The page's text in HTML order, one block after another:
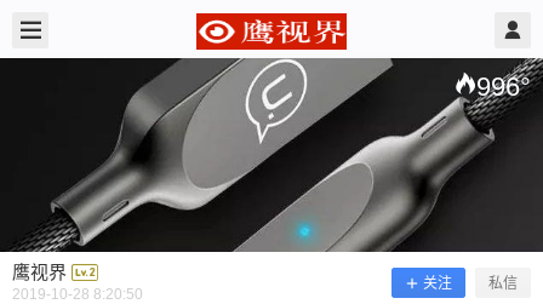
996°
鹰视界
2019-10-28 8:20:50
关注 私信
鹰视界 @ 鹰视界 2019/10/28